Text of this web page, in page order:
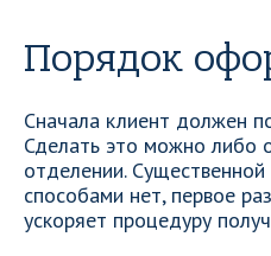
Порядок
Сначала клиент должен
Сделать это можно либо
отделении.
способами нет, первое
ускоряет процедуру